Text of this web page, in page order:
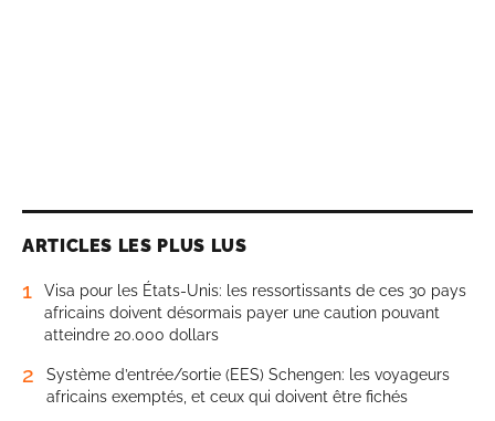
ARTICLES LES PLUS LUS
1
Visa pour les États-Unis: les ressortissants de ces 30 pays
africains doivent désormais payer une caution pouvant
atteindre 20.000 dollars
2
Système d’entrée/sortie (EES) Schengen: les voyageurs
africains exemptés, et ceux qui doivent être fichés